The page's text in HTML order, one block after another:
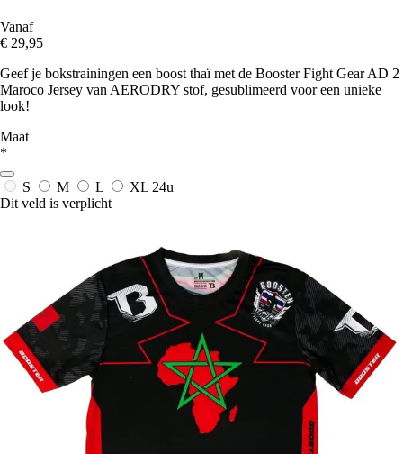
Vanaf
€ 29,95
Geef je bokstrainingen een boost thaï met de Booster Fight Gear AD 2
Maroco Jersey van AERODRY stof, gesublimeerd voor een unieke
look!
Maat
*
S M L XL 24u
Dit veld is verplicht